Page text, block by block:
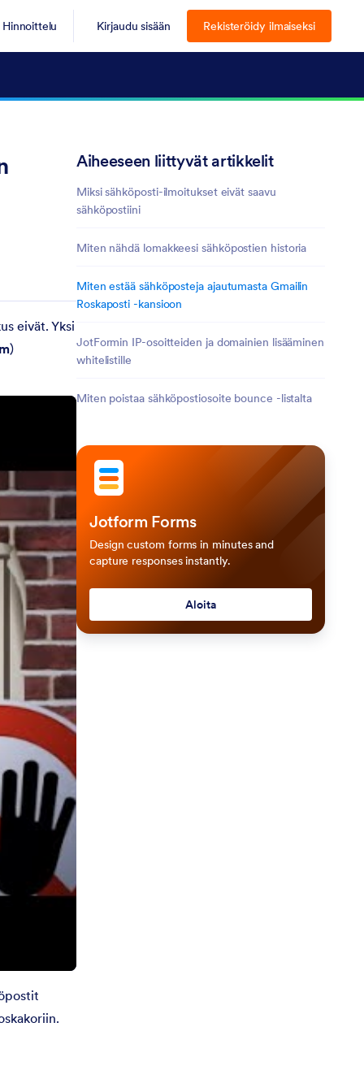
Hinnoittelu Kirjaudu sisään Rekisteröidy ilmaiseksi
eivät. Yksi
)
Aiheeseen liittyvät artikkelit
Miksi sähköposti-ilmoitukset eivät saavu
sähköpostiini
Miten nähdä lomakkeesi sähköpostien historia
Miten estää sähköposteja ajautumasta Gmailin
Roskaposti -kansioon
JotFormin IP-osoitteiden ja domainien lisääminen
whitelistille
Miten poistaa sähköpostiosoite bounce -listalta
Jotform Forms
Design custom forms in minutes and
capture responses instantly.
Aloita